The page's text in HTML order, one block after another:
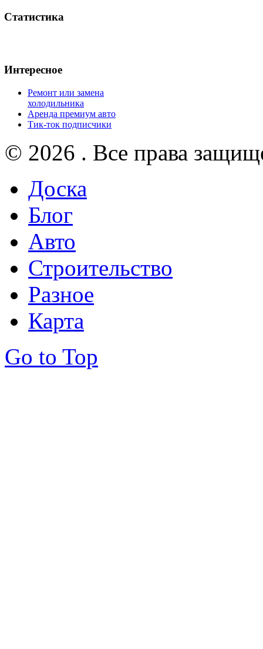
Статистика
Интересное
Ремонт или замена
холодильника
Аренда премиум авто
Тик-ток подписчики
© 2026 . Все права
Доска
Блог
Авто
Строительство
Разное
Карта
Go to Top